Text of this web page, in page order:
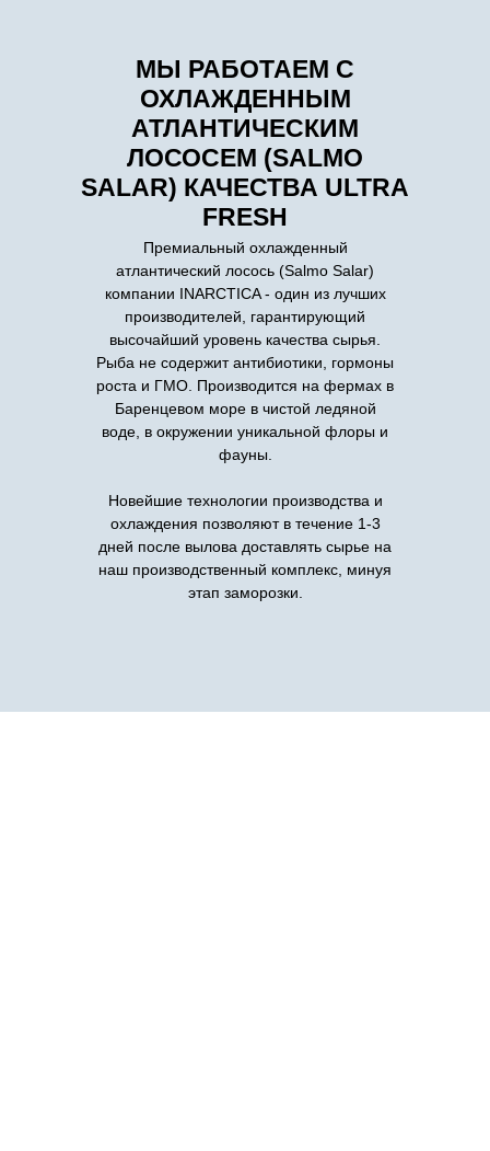
Премиальный охлажденный
атлантический лосось (Salmo Salar)
компании INARCTICA - один из лучших
производителей, гарантирующий
высочайший уровень качества сырья.
Рыба не содержит антибиотики, гормоны
роста и ГМО. Производится на фермах в
Баренцевом море в чистой ледяной
воде, в окружении уникальной флоры и
фауны.
Новейшие технологии производства и
охлаждения позволяют в течение 1-3
дней после вылова доставлять сырье на
наш производственный комплекс, минуя
этап заморозки.
МЫ РАБОТАЕМ С
ОХЛАЖДЕННЫМ
АТЛАНТИЧЕСКИМ
ЛОСОСЕМ (SALMO
SALAR) КАЧЕСТВА ULTRA
FRESH
КЛАРИЙ
УГРЕВИДНЫЙ